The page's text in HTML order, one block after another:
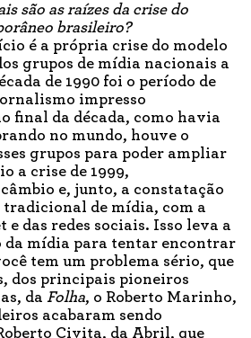
são as raízes da crise do
brasileiro?
é a própria crise do modelo
grupos de mídia nacionais a
de 1990 foi o período de
impresso
final da década, como havia
no mundo, houve o
grupos para poder ampliar
a crise de 1999,
e, junto, a constatação
tradicional de mídia, com a
das redes sociais. Isso leva a
da mídia para tentar encontrar
tem um problema sério, que
dos principais pioneiros
da Folha, o Roberto Marinho,
acabaram sendo
Civita, da Abril, que